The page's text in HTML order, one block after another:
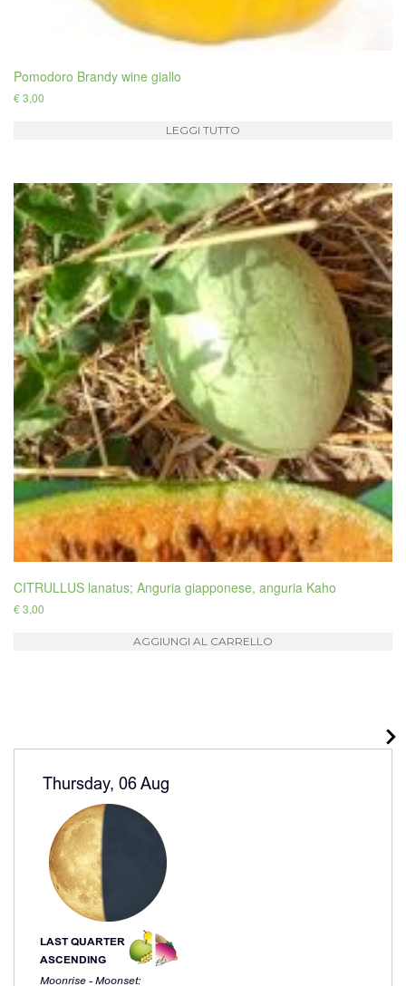
Pomodoro Brandy wine giallo
€3,00
LEGGI TUTTO
CITRULLUS lanatus; Anguria giapponese, anguria Kaho
€3,00
AGGIUNGI AL CARRELLO